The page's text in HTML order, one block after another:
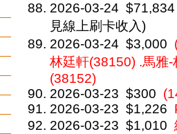
2026-03-24 $71,834
見線上刷卡收入)
2026-03-24 $3,000
林廷軒(38150) .馬雅
(38152)
2026-03-23 $300
2026-03-23 $1,226
2026-03-23 $1,010